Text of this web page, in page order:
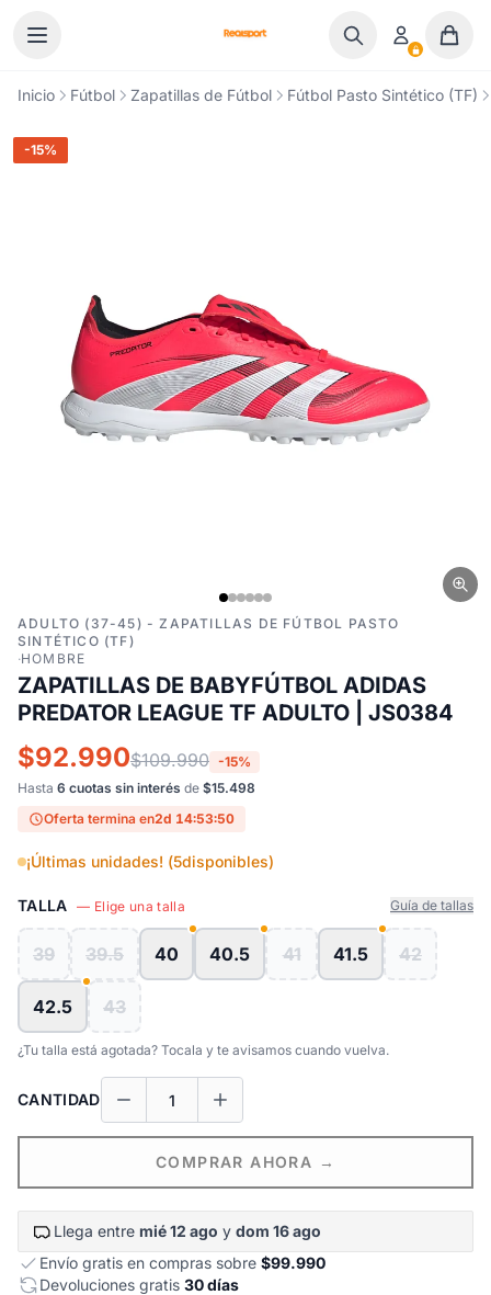
Inicio Fútbol Zapatillas de Fútbol Fútbol Pasto Sintético (TF)
-15%
ADULTO (37-45) - ZAPATILLAS DE FÚTBOL PASTO
SINTÉTICO (TF)
·HOMBRE
ZAPATILLAS DE BABYFÚTBOL ADIDAS
PREDATOR LEAGUE TF ADULTO | JS0384
$92.990$109.990 -15%
Hasta 6 cuotas sin interés de $15.498
Oferta termina en2d 14:53:49
¡Últimas unidades! (5disponibles)
TALLA — Elige una talla Guía de tallas
39 39.5 40 40.5 41 41.5 42
42.5 43
¿Tu talla está agotada? Tocala y te avisamos cuando vuelva.
CANTIDAD
COMPRAR AHORA →
Llega entre mié 12 ago y dom 16 ago
Envío gratis en compras sobre $99.990
Devoluciones gratis 30 días